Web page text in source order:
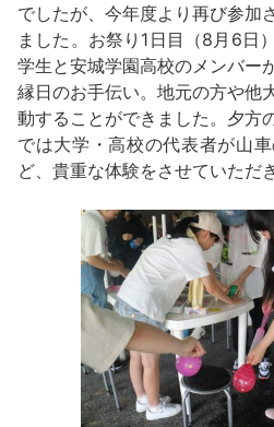
でしたが、今年度より再び参加
ました。お祭り1日目（8月6日
学生と安城学園高校のメンバー
縁日のお手伝い。地元の方や他
動することができました。夕方
では大学・高校の代表者が山
ど、貴重な体験をさせていただ